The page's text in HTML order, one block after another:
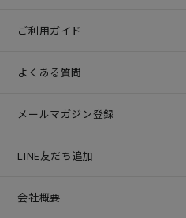
ご利用ガイド
よくある質問
メールマガジン登録
LINE友だち追加
会社概要